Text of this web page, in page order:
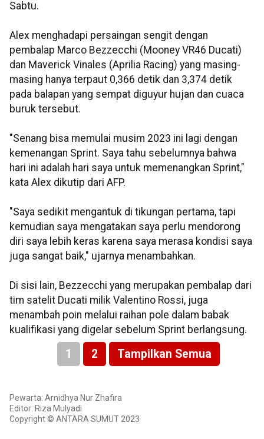
Sabtu.
Alex menghadapi persaingan sengit dengan
pembalap Marco Bezzecchi (Mooney VR46 Ducati)
dan Maverick Vinales (Aprilia Racing) yang masing-
masing hanya terpaut 0,366 detik dan 3,374 detik
pada balapan yang sempat diguyur hujan dan cuaca
buruk tersebut.
"Senang bisa memulai musim 2023 ini lagi dengan
kemenangan Sprint. Saya tahu sebelumnya bahwa
hari ini adalah hari saya untuk memenangkan Sprint,"
kata Alex dikutip dari AFP.
"Saya sedikit mengantuk di tikungan pertama, tapi
kemudian saya mengatakan saya perlu mendorong
diri saya lebih keras karena saya merasa kondisi saya
juga sangat baik," ujarnya menambahkan.
Di sisi lain, Bezzecchi yang merupakan pembalap dari
tim satelit Ducati milik Valentino Rossi, juga
menambah poin melalui raihan pole dalam babak
kualifikasi yang digelar sebelum Sprint berlangsung.
1 2 Tampilkan Semua
Pewarta: Arnidhya Nur Zhafira
Editor: Riza Mulyadi
Copyright © ANTARA SUMUT 2023